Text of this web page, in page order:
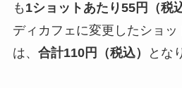
も 1ショットあたり55円（税
ディカフェに変更したショ
は、 合計110円（税込） とな